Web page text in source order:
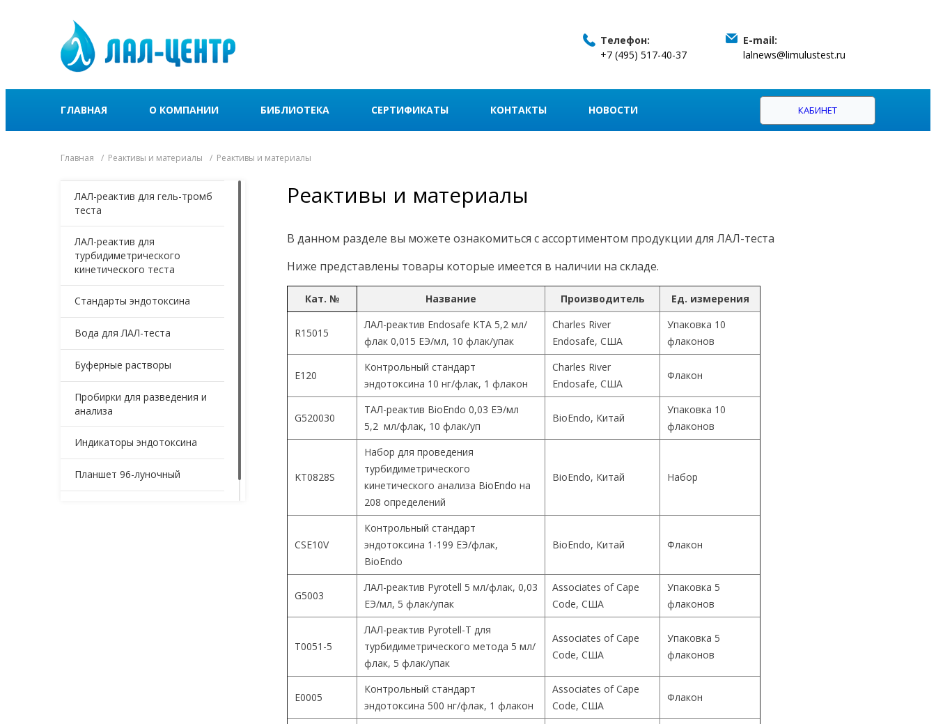
Телефон:
+7 (495) 517-40-37
E-mail:
lalnews@limulustest.ru
ГЛАВНАЯ О КОМПАНИИ БИБЛИОТЕКА СЕРТИФИКАТЫ КОНТАКТЫ НОВОСТИ КАБИНЕТ
Главная Реактивы и материалы Реактивы и материалы
ЛАЛ-реактив для гель-тромб
теста
ЛАЛ-реактив для
турбидиметрического
кинетического теста
Стандарты эндотоксина
Вода для ЛАЛ-теста
Буферные растворы
Пробирки для разведения и
анализа
Индикаторы эндотоксина
Планшет 96-луночный
Реактивы и материалы
В данном разделе вы можете ознакомиться с ассортиментом продукции для ЛАЛ-теста
Ниже представлены товары которые имеется в наличии на складе.
Кат. № Название Производитель Ед. измерения
R15015
ЛАЛ-реактив Endosafe КТА 5,2 мл/
флак 0,015 ЕЭ/мл, 10 флак/упак
Charles River
Endosafe, США
Упаковка 10
флаконов
Е120
Контрольный стандарт
эндотоксина 10 нг/флак, 1 флакон
Charles River
Endosafe, США
Флакон
G520030
ТАЛ-реактив BioEndo 0,03 ЕЭ/мл
5,2 мл/флак, 10 флак/уп
BioEndo, Китай
Упаковка 10
флаконов
KT0828S
Набор для проведения
турбидиметрического
кинетического анализа BioEndo на
208 определений
BioEndo, Китай Набор
CSE10V
Контрольный стандарт
эндотоксина 1-199 ЕЭ/флак,
BioEndo
BioEndo, Китай Флакон
G5003
ЛАЛ-реактив Pyrotell 5 мл/флак, 0,03
ЕЭ/мл, 5 флак/упак
Associates of Cape
Code, США
Упаковка 5
флаконов
T0051-5
ЛАЛ-реактив Pyrotell-T для
турбидиметрического метода 5 мл/
флак, 5 флак/упак
Associates of Cape
Code, США
Упаковка 5
флаконов
E0005
Контрольный стандарт
эндотоксина 500 нг/флак, 1 флакон
Associates of Cape
Code, США
Флакон